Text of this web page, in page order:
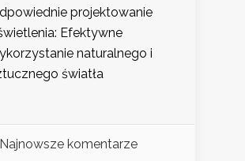
projektowanie
Efektywne
naturalnego i
światła
Najnowsze komentarze